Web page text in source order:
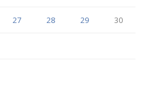
27 28 29 30